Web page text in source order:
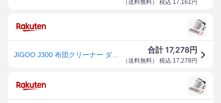
（送料無料） 税込 17,161 円
合計17,278円
（送料無料） 税込 17,278 円